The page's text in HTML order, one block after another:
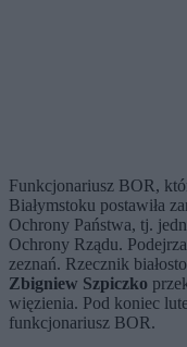
Funkcjonariusz BOR,
Białymstoku postawiła
Ochrony Państwa, tj.
Ochrony Rządu.
zeznań. Rzecznik
Zbigniew Szpiczko
więzienia. Pod koniec
funkcjonariusz BOR.